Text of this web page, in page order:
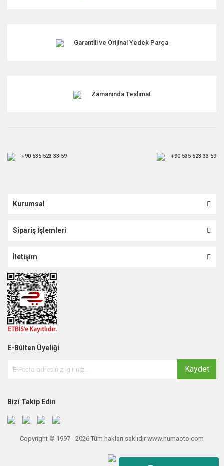
Garantili ve Orijinal Yedek Parça
Zamanında Teslimat
+90 535 523 33 59 +90 535 523 33 59
Kurumsal
Sipariş İşlemleri
İletişim
E-Bülten Üyeliği
Kaydet
Bizi Takip Edin
Copyright © 1997 - 2026 Tüm hakları saklıdır www.humaoto.com